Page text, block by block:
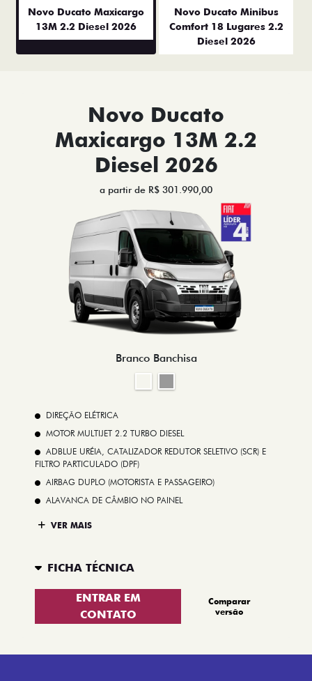
Novo Ducato Maxicargo
13M 2.2 Diesel 2026
Novo Ducato Minibus
Comfort 18 Lugares 2.2
Diesel 2026
Novo Ducato
Maxicargo 13M 2.2
Diesel 2026
a partir de R$ 301.990,00
Branco Banchisa
DIREÇÃO ELÉTRICA
MOTOR MULTIJET 2.2 TURBO DIESEL
ADBLUE URÉIA, CATALIZADOR REDUTOR SELETIVO (SCR) E
FILTRO PARTICULADO (DPF)
AIRBAG DUPLO (MOTORISTA E PASSAGEIRO)
ALAVANCA DE CÂMBIO NO PAINEL
VER MAIS
FICHA TÉCNICA
ENTRAR EM
CONTATO
Comparar
versão